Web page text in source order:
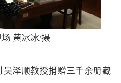
场 黄冰冰/摄
泽顺教授捐赠三千余册藏